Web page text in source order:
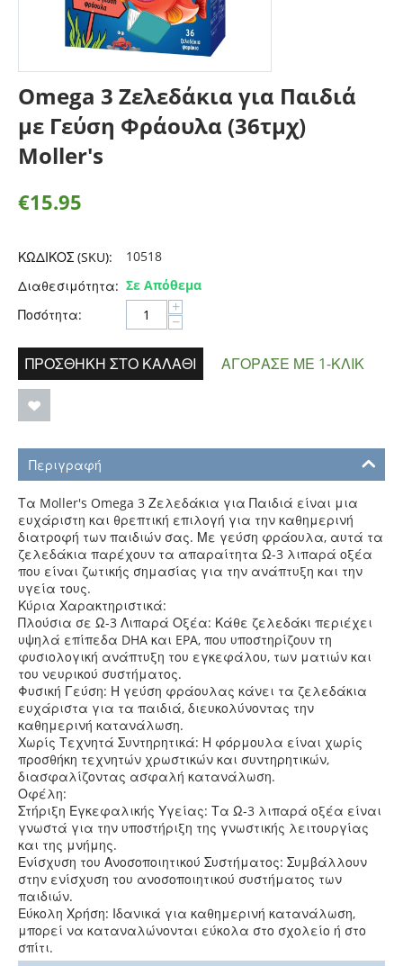
Omega 3 Ζελεδάκια για Παιδιά
με Γεύση Φράουλα (36τμχ)
Moller's
€15.95
ΚΩΔΙΚΟΣ (SKU):
10518
Διαθεσιμότητα: Σε Απόθεμα
Ποσότητα:
+
−
ΠΡΟΣΘΉΚΗ ΣΤΟ ΚΑΛΆΘΙ ΑΓΌΡΑΣΕ ΜΕ 1-ΚΛΙΚ
Περιγραφή
Τα Moller's Omega 3 Ζελεδάκια για Παιδιά είναι μια
ευχάριστη και θρεπτική επιλογή για την καθημερινή
διατροφή των παιδιών σας. Με γεύση φράουλα, αυτά τα
ζελεδάκια παρέχουν τα απαραίτητα Ω-3 λιπαρά οξέα
που είναι ζωτικής σημασίας για την ανάπτυξη και την
υγεία τους.
Κύρια Χαρακτηριστικά:
Πλούσια σε Ω-3 Λιπαρά Οξέα: Κάθε ζελεδάκι περιέχει
υψηλά επίπεδα DHA και EPA, που υποστηρίζουν τη
φυσιολογική ανάπτυξη του εγκεφάλου, των ματιών και
του νευρικού συστήματος.
Φυσική Γεύση: Η γεύση φράουλας κάνει τα ζελεδάκια
ευχάριστα για τα παιδιά, διευκολύνοντας την
καθημερινή κατανάλωση.
Χωρίς Τεχνητά Συντηρητικά: Η φόρμουλα είναι χωρίς
προσθήκη τεχνητών χρωστικών και συντηρητικών,
διασφαλίζοντας ασφαλή κατανάλωση.
Οφέλη:
Στήριξη Εγκεφαλικής Υγείας: Τα Ω-3 λιπαρά οξέα είναι
γνωστά για την υποστήριξη της γνωστικής λειτουργίας
και της μνήμης.
Ενίσχυση του Ανοσοποιητικού Συστήματος: Συμβάλλουν
στην ενίσχυση του ανοσοποιητικού συστήματος των
παιδιών.
Εύκολη Χρήση: Ιδανικά για καθημερινή κατανάλωση,
μπορεί να καταναλώνονται εύκολα στο σχολείο ή στο
σπίτι.